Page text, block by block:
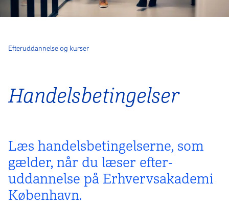
Efteruddannelse og kurser
Handelsbetingelser
Læs handels­betingelserne, som
gælder, når du læser efter­
uddannelse på Erhvervs­akademi
København.